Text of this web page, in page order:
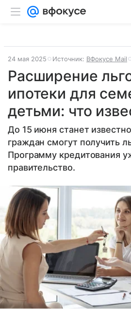
24 мая 2025 Источник: ВФокусе Mail
Расширение
ипотеки для
детьми: что
До 15 июня станет
граждан смогут получить
Программу кредитования
правительство.